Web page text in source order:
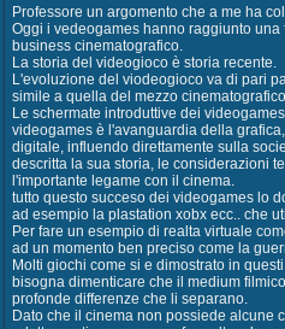
Professore un argomento che a me ha
Oggi i vedeogames hanno raggiunto
business cinematografico.
La storia del videogioco è storia recente.
L'evoluzione del viodeogioco va di pari
simile a quella del mezzo
Le schermate introduttive dei
videogames è l'avanguardia della
digitale, influendo direttamente sulla
descritta la sua storia, le considerazioni
l'importante legame con il cinema.
tutto questo succeso dei videogames lo
ad esempio la plastation xobx ecc.. che
Per fare un esempio di realta virtuale
ad un momento ben preciso come la
Molti giochi come si e dimostrato in
bisogna dimenticare che il medium
profonde differenze che li separano.
Dato che il cinema non possiede alcune